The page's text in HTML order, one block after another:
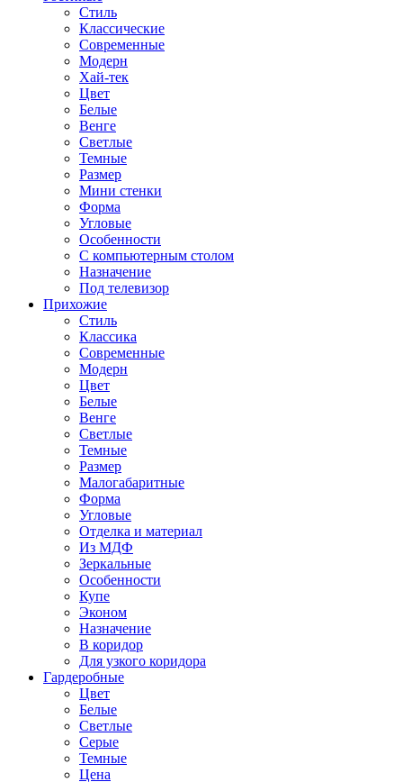
Стиль
Классические
Современные
Модерн
Хай-тек
Цвет
Белые
Венге
Светлые
Темные
Размер
Мини стенки
Форма
Угловые
Особенности
С компьютерным столом
Назначение
Под телевизор
Прихожие
Стиль
Классика
Современные
Модерн
Цвет
Белые
Венге
Светлые
Темные
Размер
Малогабаритные
Форма
Угловые
Отделка и материал
Из МДФ
Зеркальные
Особенности
Купе
Эконом
Назначение
В коридор
Для узкого коридора
Гардеробные
Цвет
Белые
Светлые
Серые
Темные
Цена